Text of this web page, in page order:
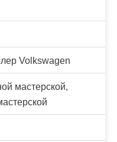
Volkswagen
мастерской,